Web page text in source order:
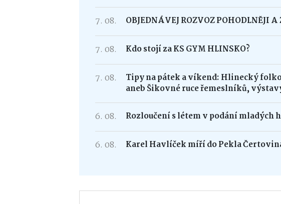
7. 08. OBJEDNÁVEJ ROZVOZ POHODLNĚJI
7. 08. Kdo stojí za KS GYM HLINSKO?
7. 08.
Tipy na pátek a víkend: Hlinecký
aneb Šikovné ruce řemeslníků,
6. 08. Rozloučení s létem v podání mladých
6. 08. Karel Havlíček míří do Pekla